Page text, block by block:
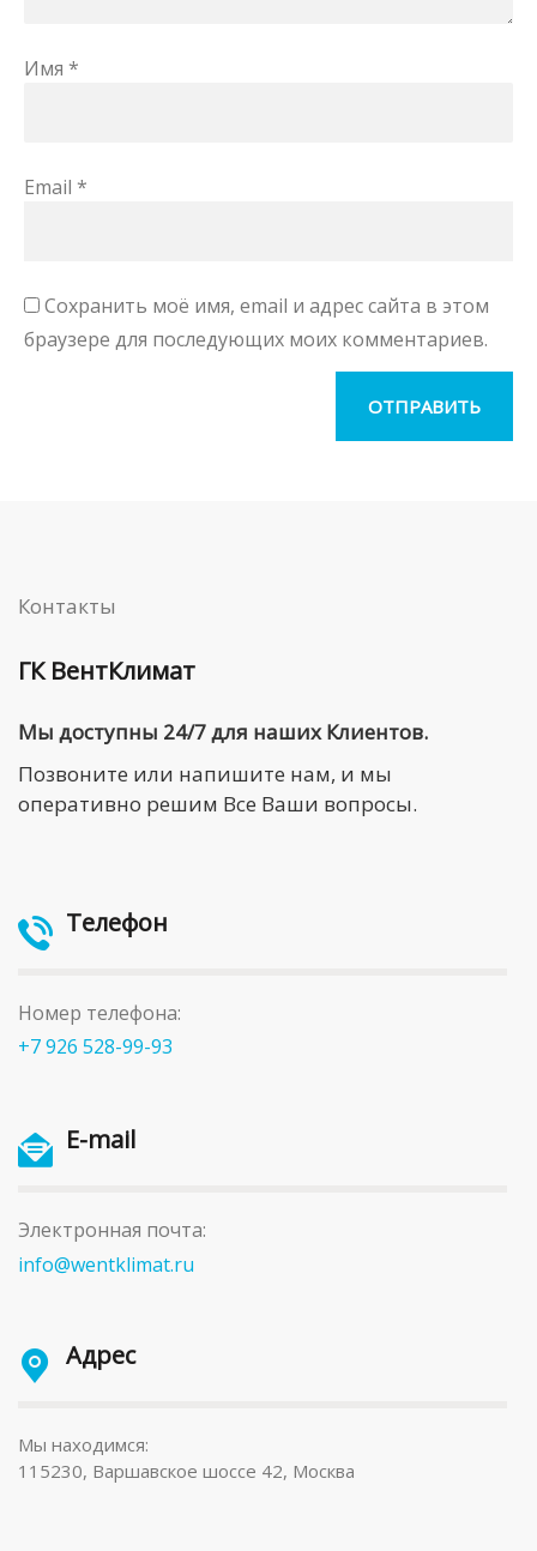
Имя *
Email *
Сохранить моё имя, email и адрес сайта в этом
браузере для последующих моих комментариев.
Контакты
ГК ВентКлимат
Мы доступны 24/7 для наших Клиентов.
Позвоните или напишите нам, и мы
оперативно решим Все Ваши вопросы.
Телефон
Номер телефона:
+7 926 528-99-93
E-mail
Электронная почта:
info@wentklimat.ru
Адрес
Мы находимся:
115230, Варшавское шоссе 42, Москва